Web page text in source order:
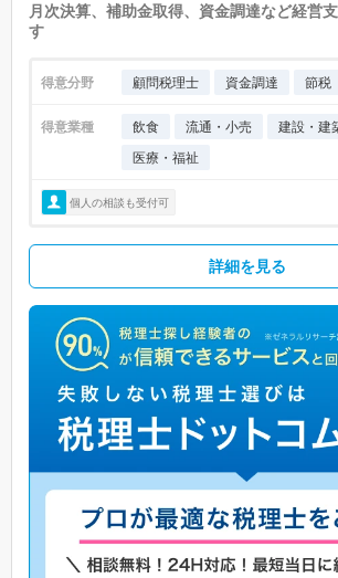
月次決算、補助金取得、資金調達など経営
す
得意分野 顧問税理士 資金調達 節税
得意業種 飲食 流通・小売 建設・建
医療・福祉
個人の相談も受付可
詳細を見る